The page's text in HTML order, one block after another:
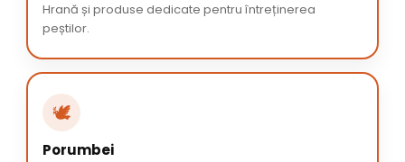
Hrană și produse dedicate pentru întreținerea
peștilor.
🕊️
Porumbei